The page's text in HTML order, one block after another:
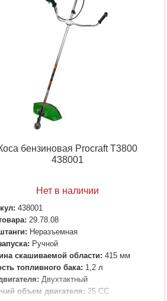
зубьев на валу штанги:
150 см
число оборотов:
катушка:
2 Победитовых 40Т, диск 3Т
для замешивания:
1 шт
Нового типа 1 шт
по эксплуатации:
с ручным инструментом:
упаковки:
Подробнее...
бензиновая Procraft T3800
438001
Нет в наличии
438001
29.78.08
Неразъемная
Ручной
скашиваемой области: 415 мм
топливного бака: 1,2 л
Двухтактный
объем двигателя: 25 СС